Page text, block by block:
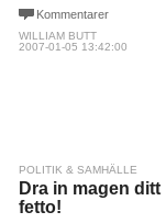
Kommentarer
WILLIAM BUTT
2007-01-05 13:42:00
POLITIK & SAMHÄLLE
Dra in magen ditt
fetto!